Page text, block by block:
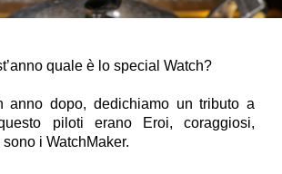
quale è lo special Watch?
anno dopo, dedichiamo un tributo a
piloti erano Eroi, coraggiosi,
i WatchMaker.